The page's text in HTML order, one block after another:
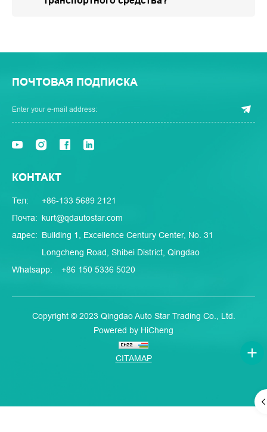
ПОЧТОВАЯ ПОДПИСКА
КОНТАКТ
Тел:
+86-133 5689 2121
Почта: kurt@qdautostar.com
адрес: Building 1, Excellence Century Center, No. 31
Longcheng Road, Shibei District, Qingdao
Whatsapp:
+86 150 5336 5020
Copyright © 2023 Qingdao Auto Star Trading Co., Ltd.
Powered by HiCheng
CITAMAP